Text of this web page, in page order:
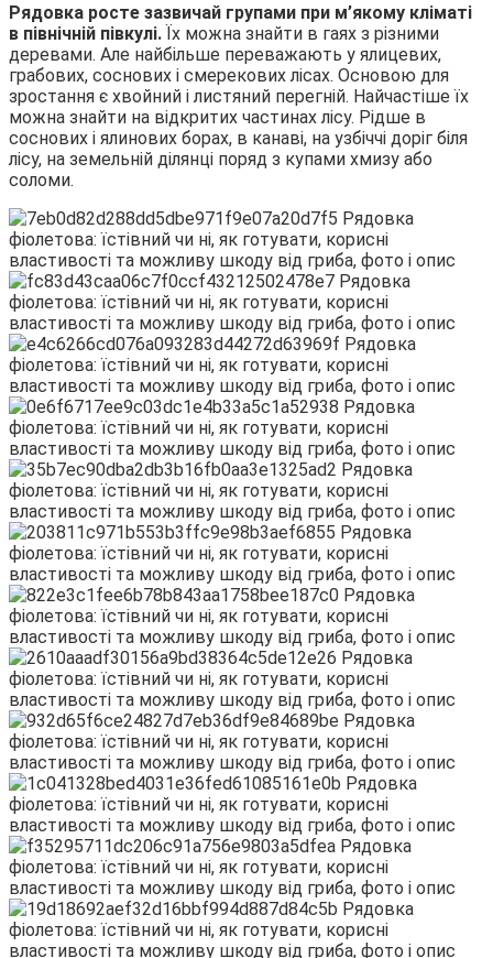
Рядовка росте зазвичай групами при м’якому кліматі
в північній півкулі. Їх можна знайти в гаях з різними
деревами. Але найбільше переважають у ялицевих,
грабових, соснових і смерекових лісах. Основою для
зростання є хвойний і листяний перегній. Найчастіше їх
можна знайти на відкритих частинах лісу. Рідше в
соснових і ялинових борах, в канаві, на узбіччі доріг біля
лісу, на земельній ділянці поряд з купами хмизу або
соломи.